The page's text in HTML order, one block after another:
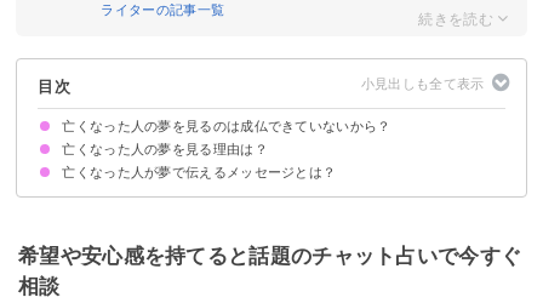
ライターの記事一覧
目次
亡くなった人の夢を見るのは成仏できていないから？
亡くなった人の夢を見る理由は？
①相手が成仏できたから
②脳を整理して死を受け入れるため
③亡くなった人がメッセージを伝えるため
亡くなった人が夢で伝えるメッセージとは？
亡くなってすぐの場合は「別れの挨拶」
亡くなってしばらく経っている場合は「警告」
希望や安心感を持てると話題のチャット占いで今すぐ
相談